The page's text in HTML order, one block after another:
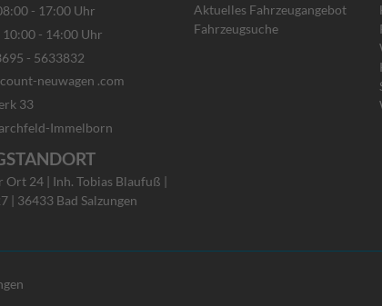
- 17:00 Uhr
10:00 - 14:00 Uhr
- 5633832
neuwagen .com
33
Immelborn
Ort 24 | Inh. Tobias Blaufuß |
| 36433 Bad Salzungen
Aktuelles Fahrzeugangebot
Fahrzeugsuche